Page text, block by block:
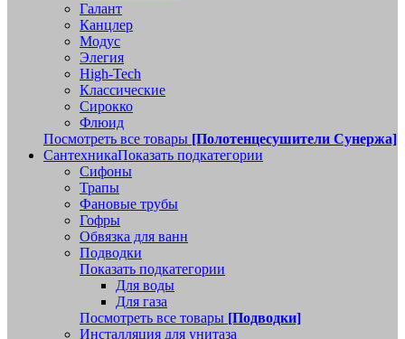
Галант
Канцлер
Модус
Элегия
High-Tech
Классические
Сирокко
Флюид
Посмотреть все товары [Полотенцесушители Сунержа]
СантехникаПоказать подкатегории
Сифоны
Трапы
Фановые трубы
Гофры
Обвязка для ванн
Подводки
Показать подкатегории
Для воды
Для газа
Посмотреть все товары [Подводки]
Инсталляция для унитаза